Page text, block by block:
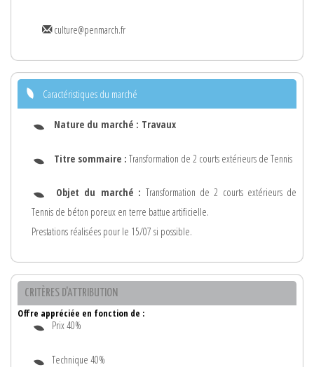
culture@penmarch.fr
Caractéristiques du marché
Nature du marché : Travaux
Titre sommaire : Transformation de 2 courts extérieurs de Tennis
Objet du marché :Transformation de 2 courts extérieurs de
Tennis de béton poreux en terre battue artificielle.
Prestations réalisées pour le 15/07 si possible.
CRITÈRES D'ATTRIBUTION
Offre appréciée en fonction de :
Prix 40%
Technique 40%